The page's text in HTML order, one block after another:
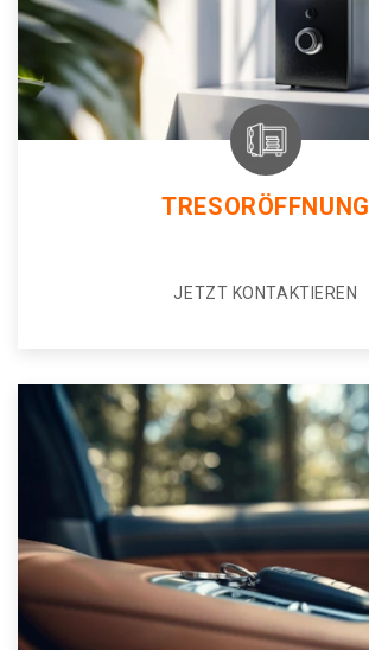
TRESORÖFFNUNG
JETZT KONTAKTIEREN